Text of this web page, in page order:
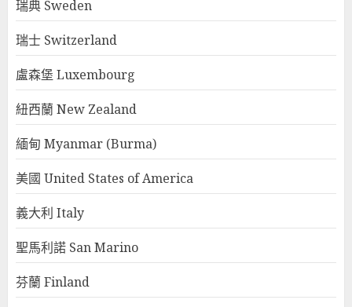
瑞典 Sweden
瑞士 Switzerland
盧森堡 Luxembourg
紐西蘭 New Zealand
緬甸 Myanmar (Burma)
美國 United States of America
義大利 Italy
聖馬利諾 San Marino
芬蘭 Finland